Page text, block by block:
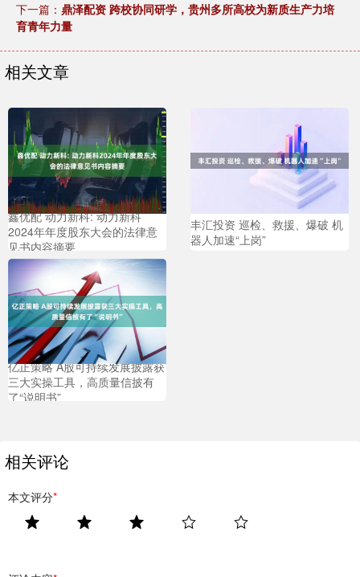
下一篇： 鼎泽配资 跨校协同研学，贵州多所高校为新质生产力培
育青年力量
相关文章
鑫优配 动力新科: 动力新科
2024年年度股东大会的法律意
见书内容摘要
丰汇投资 巡检、救援、爆破 机
器人加速“上岗”
亿正策略 A股可持续发展披露获
三大实操工具，高质量信披有
了“说明书”
相关评论
本文评分*